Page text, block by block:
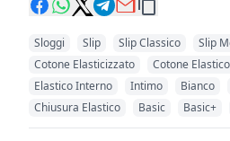
Sloggi Slip Slip Classico Slip
Cotone Elasticizzato
Cotone Elastico
Elastico Interno
Intimo Bianco
Chiusura Elastico
Basic Basic+